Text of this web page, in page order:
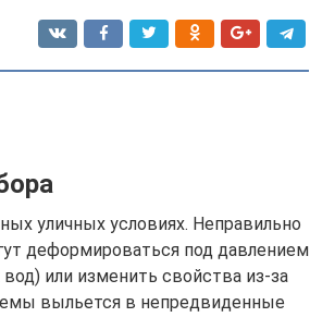
уличных условиях. Неправильно
деформироваться под давлением
или изменить свойства из-за
выльется в непредвиденные